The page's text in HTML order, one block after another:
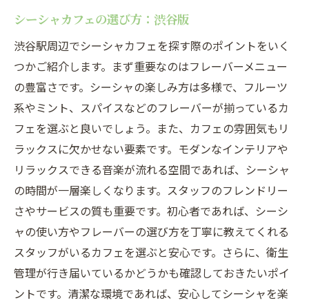
渋谷駅周辺のシーシャカフェの特徴
シーシャフレーバーの豊富な選択肢を楽しむ渋
谷駅周辺カフェ
人気のフレーバーランキング
季節限定フレーバーの楽しみ方
シーシャフレーバーのトレンド紹介
渋谷駅周辺で試したい新作フレーバー
シーシャフレーバーのおすすめコンビネー
ション
フレーバー選びでカフェ体験をもっと楽し
く
シーシャカフェの選び方：渋谷版
渋谷駅周辺でシーシャカフェを探す際のポイントをいく
つかご紹介します。まず重要なのはフレーバーメニュー
の豊富さです。シーシャの楽しみ方は多様で、フルーツ
系やミント、スパイスなどのフレーバーが揃っているカ
フェを選ぶと良いでしょう。また、カフェの雰囲気もリ
ラックスに欠かせない要素です。モダンなインテリアや
リラックスできる音楽が流れる空間であれば、シーシャ
の時間が一層楽しくなります。スタッフのフレンドリー
さやサービスの質も重要です。初心者であれば、シーシ
ャの使い方やフレーバーの選び方を丁寧に教えてくれる
スタッフがいるカフェを選ぶと安心です。さらに、衛生
管理が行き届いているかどうかも確認しておきたいポイ
ントです。清潔な環境であれば、安心してシーシャを楽